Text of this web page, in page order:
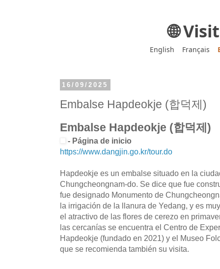
🌐
English Français
16/09/2025
Embalse Hapdeokje (합덕제)
Embalse Hapdeokje (합덕제)
- Página de inicio
https://www.dangjin.go.kr/tour.do
Hapdeokje es un embalse situado en la
Chungcheongnam-do. Se dice que fue
fue designado Monumento de
la irrigación de la llanura de Yedang, y es
el atractivo de las flores de cerezo en
las cercanías se encuentra el Centro de
Hapdeokje (fundado en 2021) y el Museo
que se recomienda también su visita.